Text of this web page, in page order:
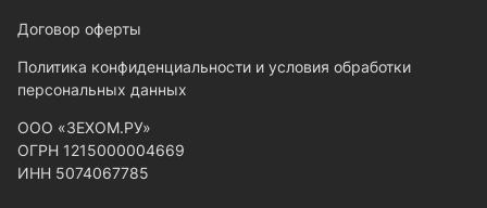
Договор оферты
Политика конфиденциальности и условия обработки
персональных данных
ООО «ЗЕХОМ.РУ»
ОГРН 1215000004669
ИНН 5074067785